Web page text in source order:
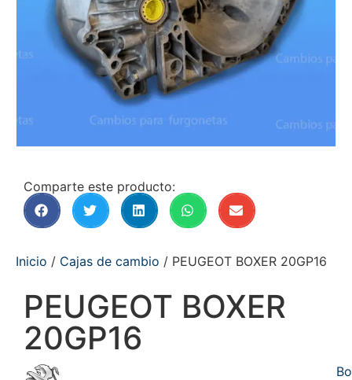
Comparte este producto:
Inicio / Cajas de cambio / PEUGEOT BOXER 20GP16
PEUGEOT BOXER
20GP16